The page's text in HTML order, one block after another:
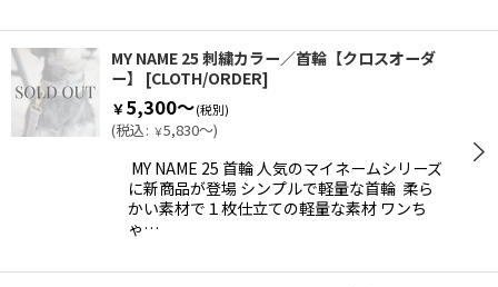
MY NAME 25 刺繍カラー／首輪【クロスオーダ
ー】
[CLOTH/ORDER]
￥5,300～(税別)
(税込: ￥5,830～)
MY NAME 25 首輪 人気のマイネームシリーズ
に新商品が登場 シンプルで軽量な首輪 柔ら
かい素材で１枚仕立ての軽量な素材 ワンち
ゃ…